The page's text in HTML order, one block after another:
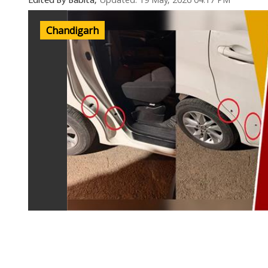
Chandigarh